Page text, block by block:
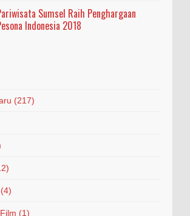
Sumsel Raih Penghargaan
Indonesia 2018
(217)
(4)
(1)